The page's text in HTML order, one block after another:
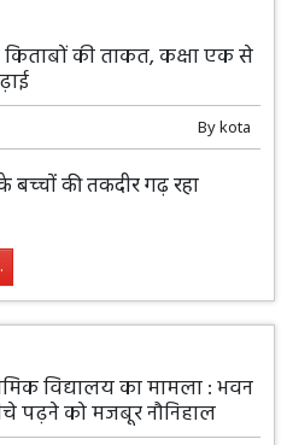
की ताकत, कक्षा एक से
Bykota
की तकदीर गढ़ रहा
विद्यालय का मामला : भवन
पढ़ने को मजबूर नौनिहाल